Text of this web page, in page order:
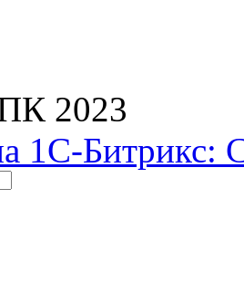
2023
1С-Битрикс: